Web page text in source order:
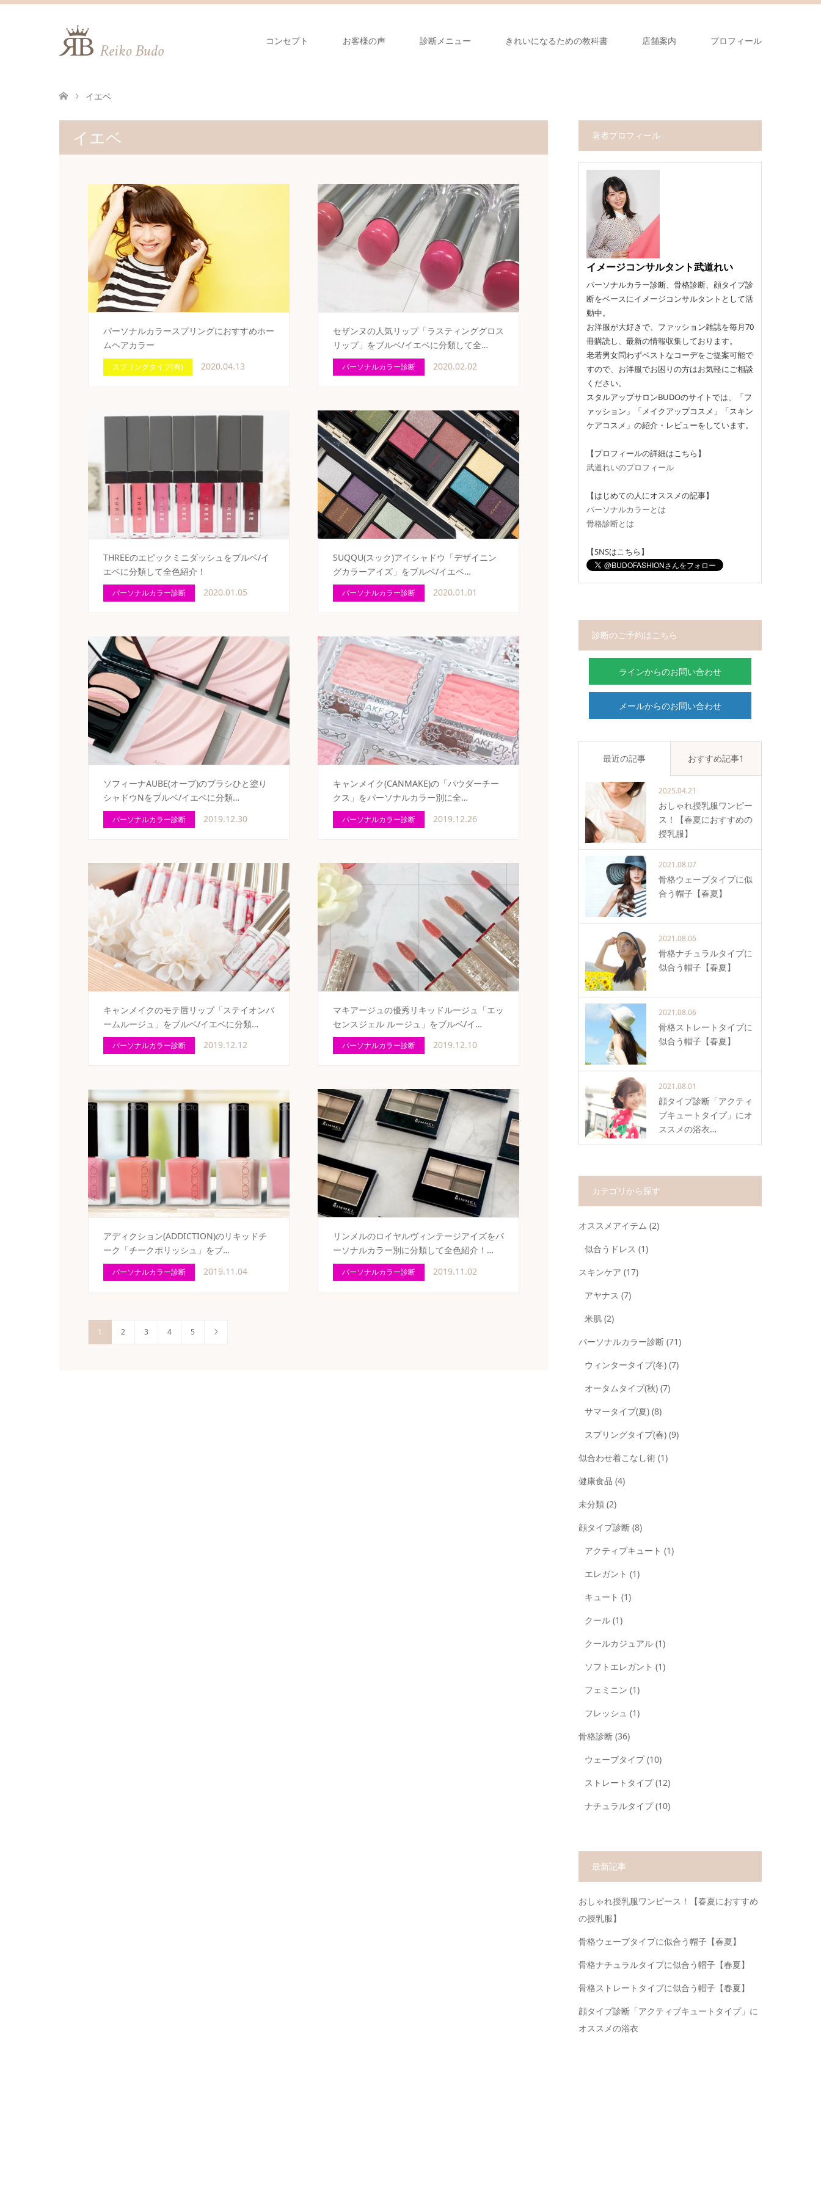
コンセプト お客様の声 診断メニュー きれいになるための教科書 店舗案内 プロフィール
イエベ
イエベ
パーソナルカラースプリングにおすすめホー
ムヘアカラー
スプリングタイプ(春) 2020.04.13
セザンヌの人気リップ「ラスティンググロス
リップ」をブルベ/イエベに分類して全…
パーソナルカラー診断 2020.02.02
THREEのエピックミニダッシュをブルベ/イ
エベに分類して全色紹介！
パーソナルカラー診断 2020.01.05
SUQQU(スック)アイシャドウ「デザイニン
グカラーアイズ」をブルベ/イエベ…
パーソナルカラー診断 2020.01.01
ソフィーナAUBE(オーブ)のブラシひと塗り
シャドウNをブルベ/イエベに分類…
パーソナルカラー診断 2019.12.30
キャンメイク(CANMAKE)の「パウダーチー
クス」をパーソナルカラー別に全…
パーソナルカラー診断 2019.12.26
キャンメイクのモテ唇リップ「ステイオンバ
ームルージュ」をブルベ/イエベに分類…
パーソナルカラー診断 2019.12.12
マキアージュの優秀リキッドルージュ「エッ
センスジェル ルージュ」をブルベ/イ…
パーソナルカラー診断 2019.12.10
アディクション(ADDICTION)のリキッドチ
ーク「チークポリッシュ」をブ…
パーソナルカラー診断 2019.11.04
リンメルのロイヤルヴィンテージアイズをパ
ーソナルカラー別に分類して全色紹介！…
パーソナルカラー診断 2019.11.02
1 2 3 4 5
著者プロフィール
イメージコンサルタント武道れい
パーソナルカラー診断、骨格診断、顔タイプ診
断をベースにイメージコンサルタントとして活
動中。
お洋服が大好きで、ファッション雑誌を毎月70
冊購読し、最新の情報収集しております。
老若男女問わずベストなコーデをご提案可能で
すので、お洋服でお困りの方はお気軽にご相談
ください。
スタルアップサロンBUDOのサイトでは、「フ
ァッション」「メイクアップコスメ」「スキン
ケアコスメ」の紹介・レビューをしています。
【プロフィールの詳細はこちら】
武道れいのプロフィール
【はじめての人にオススメの記事】
パーソナルカラーとは
骨格診断とは
【SNSはこちら】
診断のご予約はこちら
ラインからのお問い合わせ
メールからのお問い合わせ
最近の記事 おすすめ記事1
2025.04.21
おしゃれ授乳服ワンピー
ス！【春夏におすすめの
授乳服】
2021.08.07
骨格ウェーブタイプに似
合う帽子【春夏】
2021.08.06
骨格ナチュラルタイプに
似合う帽子【春夏】
2021.08.06
骨格ストレートタイプに
似合う帽子【春夏】
2021.08.01
顔タイプ診断「アクティ
ブキュートタイプ」にオ
ススメの浴衣…
カテゴリから探す
オススメアイテム (2)
似合うドレス (1)
スキンケア (17)
アヤナス (7)
米肌 (2)
パーソナルカラー診断 (71)
ウィンタータイプ(冬) (7)
オータムタイプ(秋) (7)
サマータイプ(夏) (8)
スプリングタイプ(春) (9)
似合わせ着こなし術 (1)
健康食品 (4)
未分類 (2)
顔タイプ診断 (8)
アクティブキュート (1)
エレガント (1)
キュート (1)
クール (1)
クールカジュアル (1)
ソフトエレガント (1)
フェミニン (1)
フレッシュ (1)
骨格診断 (36)
ウェーブタイプ(10)
ストレートタイプ(12)
ナチュラルタイプ(10)
最新記事
おしゃれ授乳服ワンピース！【春夏におすすめ
の授乳服】
骨格ウェーブタイプに似合う帽子【春夏】
骨格ナチュラルタイプに似合う帽子【春夏】
骨格ストレートタイプに似合う帽子【春夏】
顔タイプ診断「アクティブキュートタイプ」に
オススメの浴衣